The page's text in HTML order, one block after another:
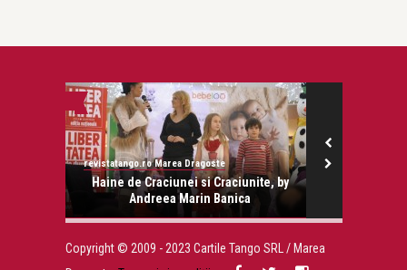
revistatango.ro Marea Dragoste
Haine de Craciunei si Craciunite, by
Andreea Marin Banica
Copyright © 2009 - 2023 Cartile Tango SRL / Marea